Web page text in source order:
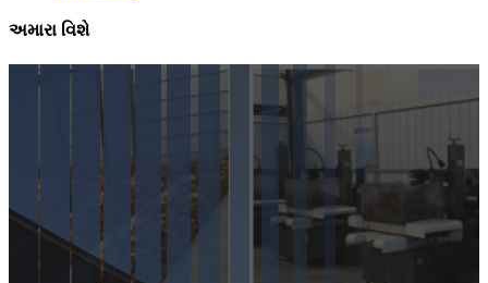
અમારા વિશે